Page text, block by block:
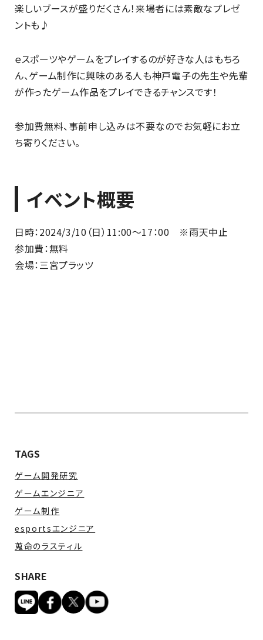
楽しいブースが盛りだくさん！来場者には素敵なプレゼ
ントも♪
ｅスポーツやゲームをプレイするのが好きな人はもちろ
ん、ゲーム制作に興味のある人も神戸電子の先生や先輩
が作ったゲーム作品をプレイできるチャンスです！
参加費無料、事前申し込みは不要なのでお気軽にお立
ち寄りください。
イベント概要
日時：2024/3/10（日）11:00～17：00 ※雨天中止
参加費：無料
会場：三宮プラッツ
TAGS
ゲーム開発研究
ゲームエンジニア
ゲーム制作
esportsエンジニア
蒐命のラスティル
SHARE